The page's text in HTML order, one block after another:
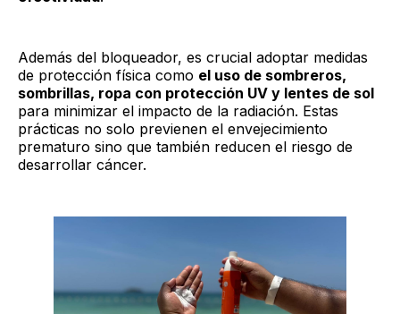
Además del bloqueador, es crucial adoptar medidas
de protección física como el uso de sombreros,
sombrillas, ropa con protección UV y lentes de sol
para minimizar el impacto de la radiación. Estas
prácticas no solo previenen el envejecimiento
prematuro sino que también reducen el riesgo de
desarrollar cáncer.